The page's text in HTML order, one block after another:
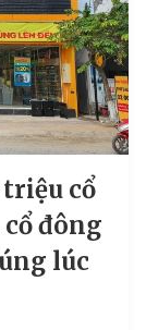
cổ
đông
lúc